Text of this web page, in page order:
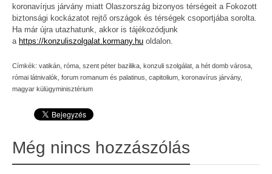
koronavírjus járvány miatt Olaszország bizonyos térségeit a Fokozott
biztonsági kockázatot rejtő országok és térségek csoportjába sorolta.
Ha már újra utazhatunk, akkor is tájékozódjunk
a https://konzuliszolgalat.kormany.hu oldalon.
Címkék: vatikán róma szent péter bazilika konzuli szolgálat a hét domb városa
római látnivalók forum romanum és palatinus capitolium koronavírus járvány,
magyar külügyminisztérium
Még nincs hozzászólás